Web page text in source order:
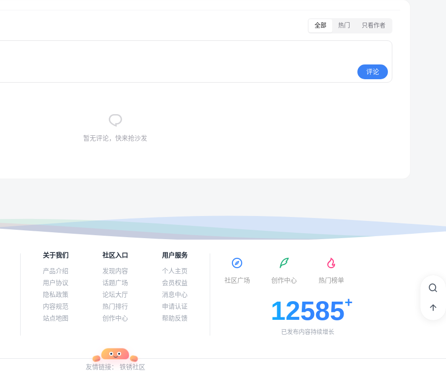
全部 热门 只看作者
评论
暂无评论，快来抢沙发
关于我们
产品介绍
用户协议
隐私政策
内容规范
站点地图
社区入口
发现内容
话题广场
论坛大厅
热门排行
创作中心
用户服务
个人主页
会员权益
消息中心
申请认证
帮助反馈
社区广场 创作中心 热门榜单
12585
已发布内容持续增长
友情链接： 铁锈社区